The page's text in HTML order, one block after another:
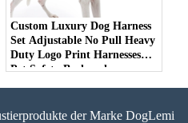
Custom Luxury Dog Harness
Set Adjustable No Pull Heavy
Duty Logo Print Harnesses
Pet Safety Backpack
der Marke DogLemi